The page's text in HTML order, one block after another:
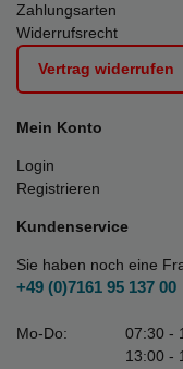
Zahlungsarten
Widerrufsrecht
Vertrag widerrufen
Mein Konto
Login
Registrieren
Kundenservice
Sie haben noch eine
+49 (0)7161 95 137 00
Mo-Do:
07:30 -
13:00 -